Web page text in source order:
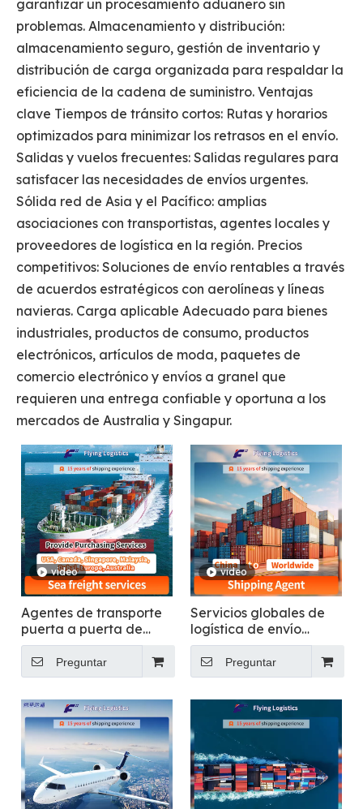
garantizar un procesamiento aduanero sin
problemas. Almacenamiento y distribución:
almacenamiento seguro, gestión de inventario y
distribución de carga organizada para respaldar la
eficiencia de la cadena de suministro. Ventajas
clave Tiempos de tránsito cortos: Rutas y horarios
optimizados para minimizar los retrasos en el envío.
Salidas y vuelos frecuentes: Salidas regulares para
satisfacer las necesidades de envíos urgentes.
Sólida red de Asia y el Pacífico: amplias
asociaciones con transportistas, agentes locales y
proveedores de logística en la región. Precios
competitivos: Soluciones de envío rentables a través
de acuerdos estratégicos con aerolíneas y líneas
navieras. Carga aplicable Adecuado para bienes
industriales, productos de consumo, productos
electrónicos, artículos de moda, paquetes de
comercio electrónico y envíos a granel que
requieren una entrega confiable y oportuna a los
mercados de Australia y Singapur.
video
Agentes de transporte
puerta a puerta de
China para transporte
de carga marítimo DDP
a EE. UU., Canadá,
Dubai, Europa y
Australia
Preguntar
video
Servicios globales de
logística de envío
internacional: China a
todas partes
Preguntar